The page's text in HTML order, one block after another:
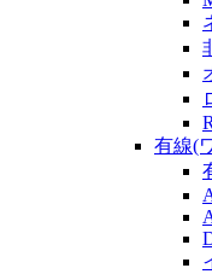
有線(